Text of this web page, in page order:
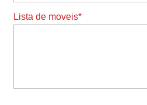
Lista de moveis*